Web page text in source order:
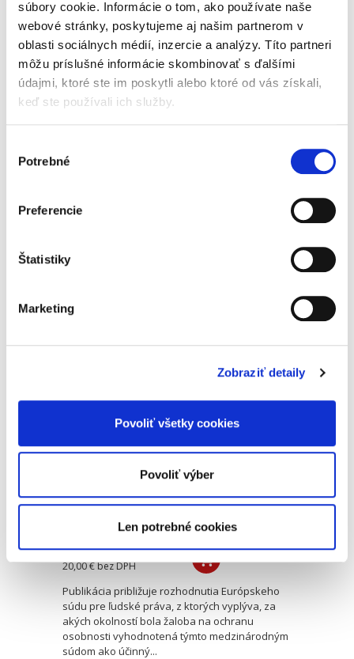
súbory cookie. Informácie o tom, ako používate naše
webové stránky, poskytujeme aj našim partnerom v
oblasti sociálnych médií, inzercie a analýzy. Títo partneri
môžu príslušné informácie skombinovať s ďalšími
údajmi, ktoré ste im poskytli alebo ktoré od vás získali,
keď ste používali ich služby.
súhlasu
Potrebné
Preferencie
Štatistiky
Marketing
Zobraziť detaily
Povoliť všetky cookies
Povoliť výber
Len potrebné cookies
Nekalá súťaž.
Generálna klauzula,
menej tradičné
Štruktúra diela je premyslená, založená na
európskych i národných normatívnych aktov
osobnosti ako
nápravy
Marica Pirošíková
21,00 € s DPH
20,00 €bez DPH
Publikácia približuje rozhodnutia Európskeho
súdu pre ľudské práva, z ktorých vyplýva, za
akých okolností bola žaloba na ochranu
osobnosti vyhodnotená týmto medzinárodným
súdom ako účinný...